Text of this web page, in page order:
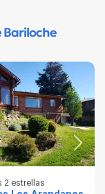
Bariloche
2 estrellas